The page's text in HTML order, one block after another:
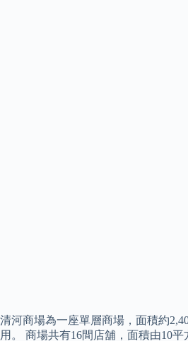
清河商場為一座單層商場，面積約
用。 商場共有16間店舖，面積由10